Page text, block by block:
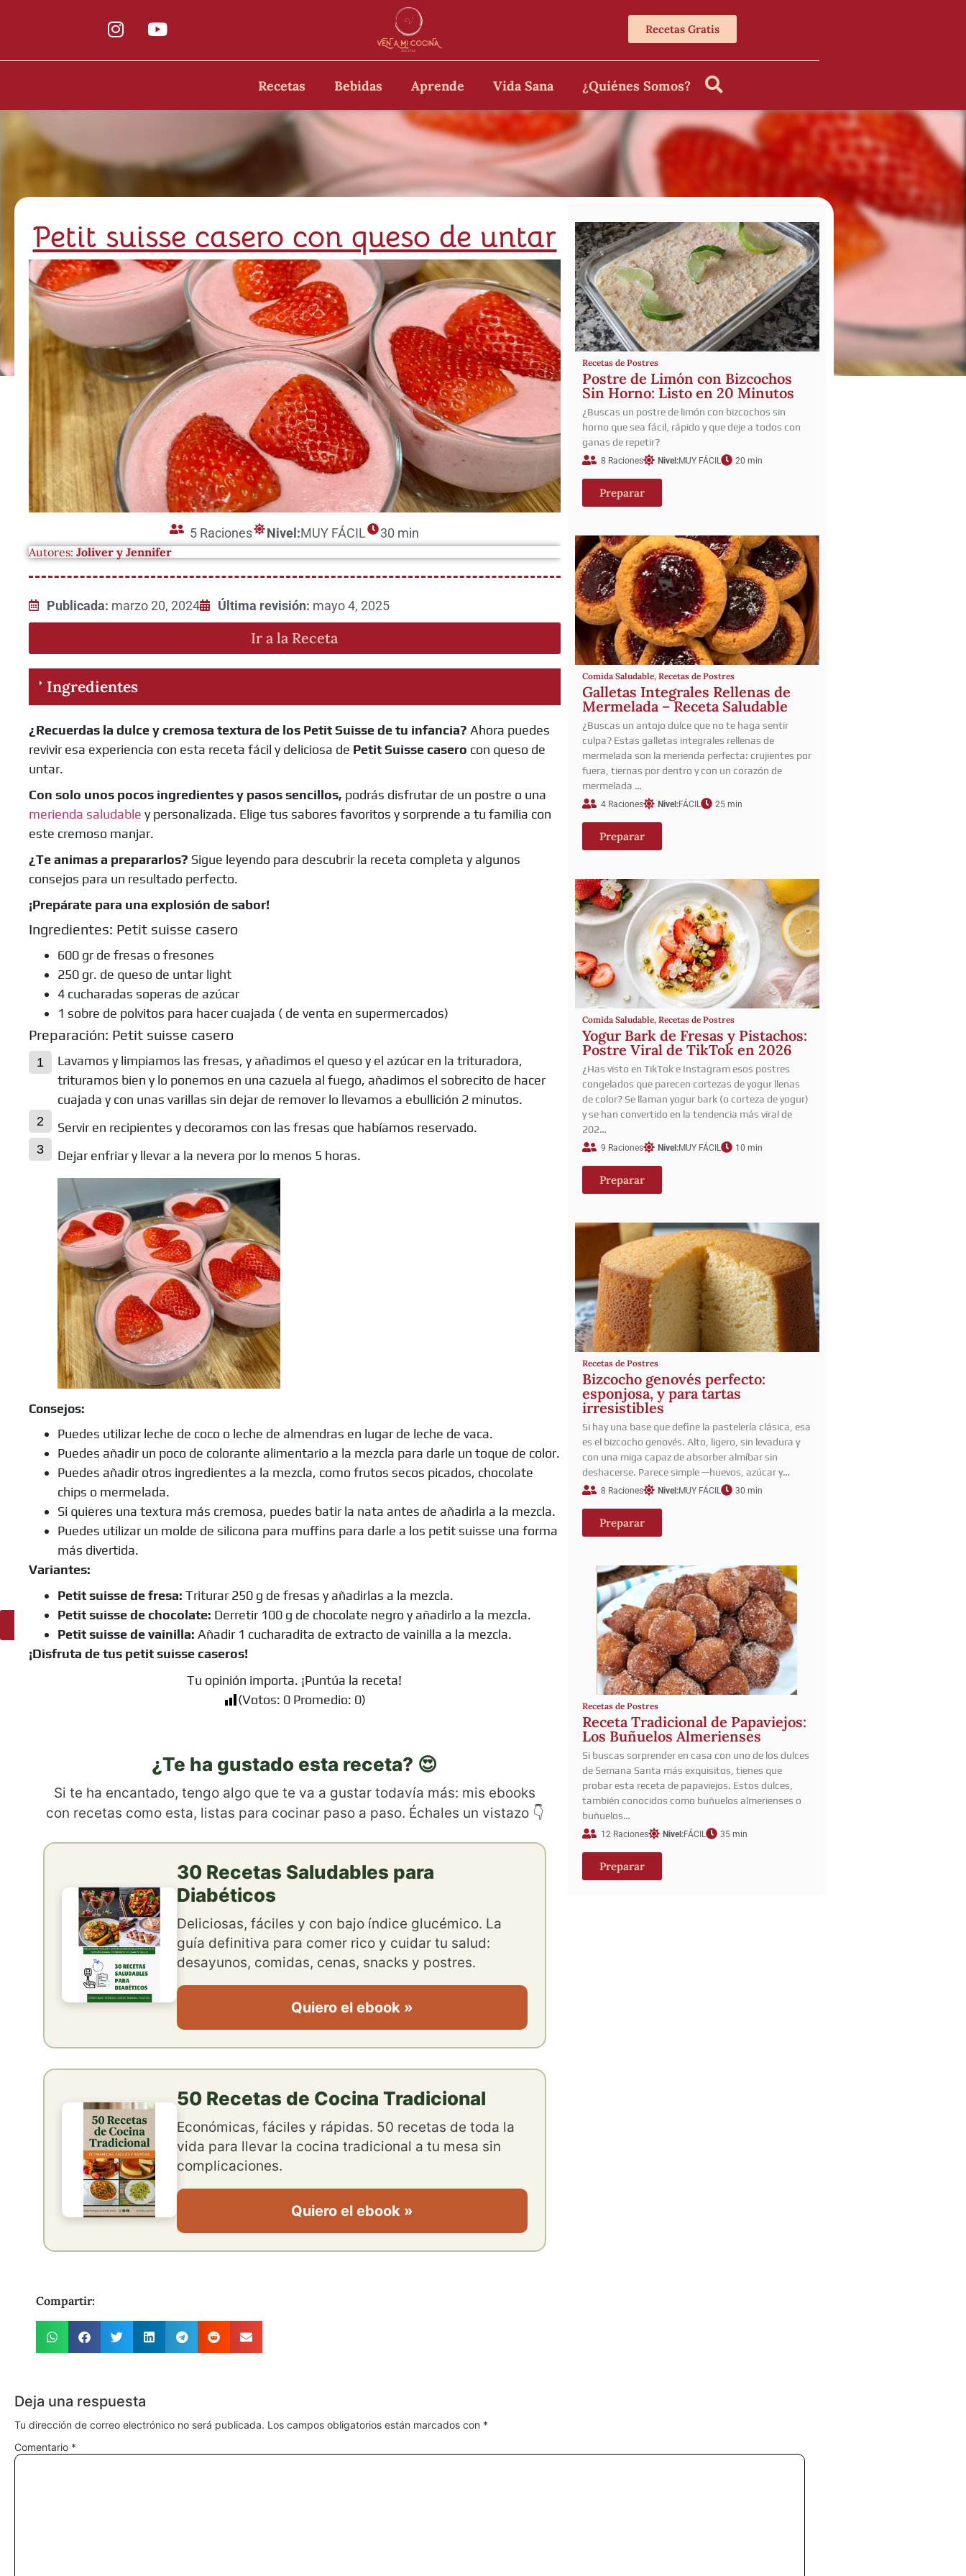
Recetas Gratis
Recetas Bebidas Aprende Vida Sana ¿Quiénes Somos?
Ingredientes
Petit suisse casero con queso de untar
5 Raciones Nivel:MUY FÁCIL 30 min
Autores: Joliver y Jennifer
Publicada: marzo 20, 2024 Última revisión: mayo 4, 2025
Ir a la Receta
Ingredientes
¿Recuerdas la dulce y cremosa textura de los Petit Suisse de tu infancia? Ahora puedes
revivir esa experiencia con esta receta fácil y deliciosa de Petit Suisse casero con queso de
untar.
Con solo unos pocos ingredientes y pasos sencillos, podrás disfrutar de un postre o una
merienda saludable y personalizada. Elige tus sabores favoritos y sorprende a tu familia con
este cremoso manjar.
¿Te animas a prepararlos? Sigue leyendo para descubrir la receta completa y algunos
consejos para un resultado perfecto.
¡Prepárate para una explosión de sabor!
Ingredientes: Petit suisse casero
600 gr de fresas o fresones
250 gr. de queso de untar light
4 cucharadas soperas de azúcar
1 sobre de polvitos para hacer cuajada ( de venta en supermercados)
Preparación: Petit suisse casero
Lavamos y limpiamos las fresas, y añadimos el queso y el azúcar en la trituradora,
trituramos bien y lo ponemos en una cazuela al fuego, añadimos el sobrecito de hacer
cuajada y con unas varillas sin dejar de remover lo llevamos a ebullición 2 minutos.
Servir en recipientes y decoramos con las fresas que habíamos reservado.
Dejar enfriar y llevar a la nevera por lo menos 5 horas.
Consejos:
Puedes utilizar leche de coco o leche de almendras en lugar de leche de vaca.
Puedes añadir un poco de colorante alimentario a la mezcla para darle un toque de color.
Puedes añadir otros ingredientes a la mezcla, como frutos secos picados, chocolate
chips o mermelada.
Si quieres una textura más cremosa, puedes batir la nata antes de añadirla a la mezcla.
Puedes utilizar un molde de silicona para muffins para darle a los petit suisse una forma
más divertida.
Variantes:
Petit suisse de fresa: Triturar 250 g de fresas y añadirlas a la mezcla.
Petit suisse de chocolate: Derretir 100 g de chocolate negro y añadirlo a la mezcla.
Petit suisse de vainilla: Añadir 1 cucharadita de extracto de vainilla a la mezcla.
¡Disfruta de tus petit suisse caseros!
Tu opinión importa. ¡Puntúa la receta!
(Votos: 0Promedio: 0)
¿Te ha gustado esta receta? 😍
Si te ha encantado, tengo algo que te va a gustar todavía más: mis ebooks
con recetas como esta, listas para cocinar paso a paso. Échales un vistazo 👇
30 Recetas Saludables para
Diabéticos
Deliciosas, fáciles y con bajo índice glucémico. La
guía definitiva para comer rico y cuidar tu salud:
desayunos, comidas, cenas, snacks y postres.
Quiero el ebook »
50 Recetas de Cocina Tradicional
Económicas, fáciles y rápidas. 50 recetas de toda la
vida para llevar la cocina tradicional a tu mesa sin
complicaciones.
Quiero el ebook »
Compartir:
Recetas de Postres
Postre de Limón con Bizcochos
Sin Horno: Listo en 20 Minutos
¿Buscas un postre de limón con bizcochos sin
horno que sea fácil, rápido y que deje a todos con
ganas de repetir?
8 Raciones Nivel:MUY FÁCIL 20 min
Preparar
Comida Saludable, Recetas de Postres
Galletas Integrales Rellenas de
Mermelada – Receta Saludable
¿Buscas un antojo dulce que no te haga sentir
culpa? Estas galletas integrales rellenas de
mermelada son la merienda perfecta: crujientes por
fuera, tiernas por dentro y con un corazón de
mermelada …
4 Raciones Nivel:FÁCIL 25 min
Preparar
Comida Saludable, Recetas de Postres
Yogur Bark de Fresas y Pistachos:
Postre Viral de TikTok en 2026
¿Has visto en TikTok e Instagram esos postres
congelados que parecen cortezas de yogur llenas
de color? Se llaman yogur bark (o corteza de yogur)
y se han convertido en la tendencia más viral de
202…
9 Raciones Nivel:MUY FÁCIL 10 min
Preparar
Recetas de Postres
Bizcocho genovés perfecto:
esponjosa, y para tartas
irresistibles
Si hay una base que define la pastelería clásica, esa
es el bizcocho genovés. Alto, ligero, sin levadura y
con una miga capaz de absorber almíbar sin
deshacerse. Parece simple —huevos, azúcar y…
8 Raciones Nivel:MUY FÁCIL 30 min
Preparar
Recetas de Postres
Receta Tradicional de Papaviejos:
Los Buñuelos Almerienses
Si buscas sorprender en casa con uno de los dulces
de Semana Santa más exquisitos, tienes que
probar esta receta de papaviejos. Estos dulces,
también conocidos como buñuelos almerienses o
buñuelos…
12 Raciones Nivel:FÁCIL 35 min
Preparar
Deja una respuesta
Tu dirección de correo electrónico no será publicada. Los campos obligatorios están marcados con *
Comentario *